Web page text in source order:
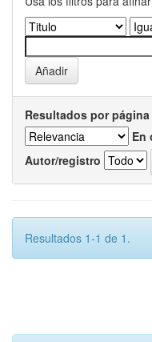
Resultados por página
En
Autor/registro
Resultados 1-1 de 1.